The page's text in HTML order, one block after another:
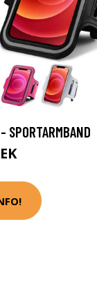
SPORTARMBAND